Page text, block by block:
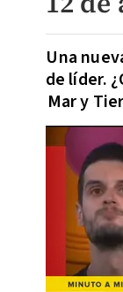
Una
de líder.
Mar y